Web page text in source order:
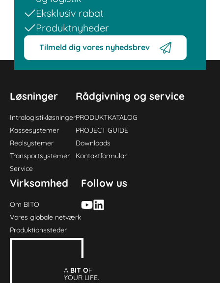
Eksklusiv rabat
Produktnyheder
Tilmeld dig vores nyhedsbrev
Løsninger
Intralogistikløsninger
Kassesystemer
Reolsystemer
Transportsystemer
Service
Rådgivning og service
PRODUKTKATALOG
PROJECT GUIDE
Downloads
Kontaktformular
Virksomhed
Om BITO
Vores globale netværk
Produktionssteder
Follow us
A BIT OF
YOUR LIFE.